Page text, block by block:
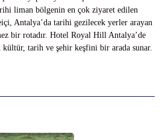
liman bölgenin en çok ziyaret edilen
Antalya’da tarihi gezilecek yerler arayan
bir rotadır. Hotel Royal Hill Antalya’de
tarih ve şehir keşfini bir arada sunar.